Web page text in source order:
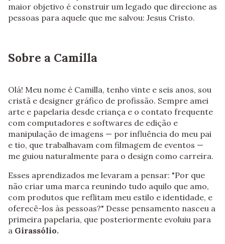
maior objetivo é construir um legado que direcione as
pessoas para aquele que me salvou: Jesus Cristo.
Sobre a Camilla
Olá! Meu nome é Camilla, tenho vinte e seis anos, sou
cristã e designer gráfico de profissão. Sempre amei
arte e papelaria desde criança e o contato frequente
com computadores e softwares de edição e
manipulação de imagens — por influência do meu pai
e tio, que trabalhavam com filmagem de eventos —
me guiou naturalmente para o design como carreira.
Esses aprendizados me levaram a pensar: "Por que
não criar uma marca reunindo tudo aquilo que amo,
com produtos que reflitam meu estilo e identidade, e
oferecê-los às pessoas?" Desse pensamento nasceu a
primeira papelaria, que posteriormente evoluiu para
a Girassólio.